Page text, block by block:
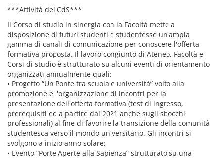
***Attività del CdS***
Il Corso di studio in sinergia con la Facoltà mette a
disposizione di futuri studenti e studentesse un'ampia
gamma di canali di comunicazione per conoscere l'offerta
formativa proposta. Il lavoro congiunto di Ateneo, Facoltà e
Corsi di studio è strutturato su alcuni eventi di orientamento
organizzati annualmente quali:
• Progetto “Un Ponte tra scuola e università” volto alla
promozione e l'organizzazione di incontri per la
presentazione dell'offerta formativa (test di ingresso,
prerequisiti ed a partire dal 2021 anche sugli sbocchi
professionali) al fine di favorire la transizione della comunità
studentesca verso il mondo universitario. Gli incontri si
svolgono a inizio anno solare;
• Evento “Porte Aperte alla Sapienza” strutturato su una